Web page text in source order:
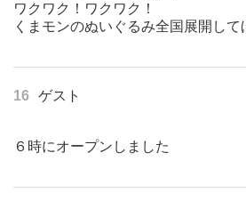
ワクワク！ワクワク！
くまモンのぬいぐるみ全国展開して
16 ゲスト
６時にオープンしました